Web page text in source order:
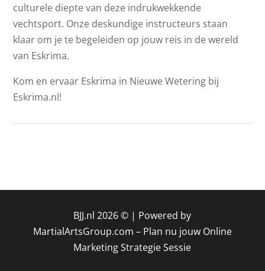
culturele diepte van deze indrukwekkende
vechtsport. Onze deskundige instructeurs staan
klaar om je te begeleiden op jouw reis in de wereld
van Eskrima.
Kom en ervaar Eskrima in Nieuwe Wetering bij
Eskrima.nl!
BJJ.nl 2026 © | Powered by
MartialArtsGroup.com – Plan nu jouw Online
Marketing Strategie Sessie